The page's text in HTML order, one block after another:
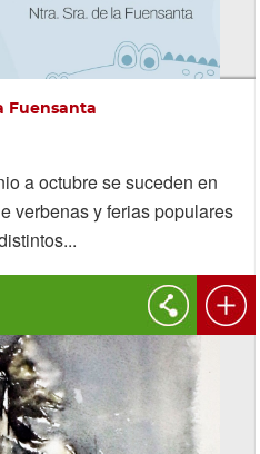
Fuensanta
a octubre se suceden en
verbenas y ferias populares